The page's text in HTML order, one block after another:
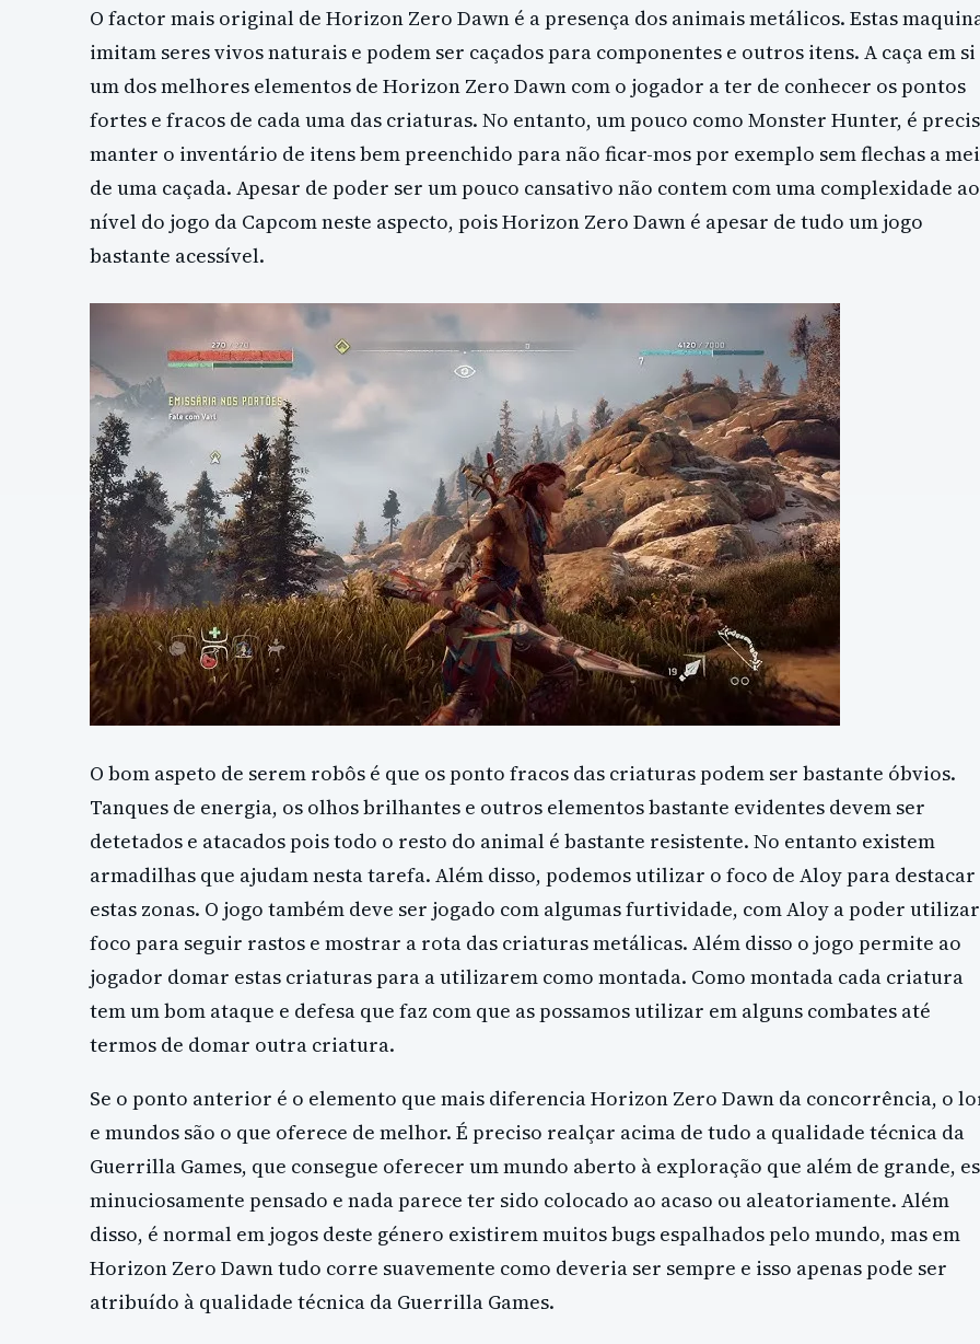
O factor mais original de Horizon Zero Dawn é a presença dos animais metálicos. Estas
imitam seres vivos naturais e podem ser caçados para componentes e outros itens. A caça em si
um dos melhores elementos de Horizon Zero Dawn com o jogador a ter de conhecer os pontos
fortes e fracos de cada uma das criaturas. No entanto, um pouco como Monster Hunter, é
manter o inventário de itens bem preenchido para não ficar-mos por exemplo sem flechas a
de uma caçada. Apesar de poder ser um pouco cansativo não contem com uma complexidade ao
nível do jogo da Capcom neste aspecto, pois Horizon Zero Dawn é apesar de tudo um jogo
bastante acessível.
O bom aspeto de serem robôs é que os ponto fracos das criaturas podem ser bastante óbvios.
Tanques de energia, os olhos brilhantes e outros elementos bastante evidentes devem ser
detetados e atacados pois todo o resto do animal é bastante resistente. No entanto existem
armadilhas que ajudam nesta tarefa. Além disso, podemos utilizar o foco de Aloy para destacar
estas zonas. O jogo também deve ser jogado com algumas furtividade, com Aloy a poder
foco para seguir rastos e mostrar a rota das criaturas metálicas. Além disso o jogo permite ao
jogador domar estas criaturas para a utilizarem como montada. Como montada cada criatura
tem um bom ataque e defesa que faz com que as possamos utilizar em alguns combates até
termos de domar outra criatura.
Se o ponto anterior é o elemento que mais diferencia Horizon Zero Dawn da concorrência, o
e mundos são o que oferece de melhor. É preciso realçar acima de tudo a qualidade técnica da
Guerrilla Games, que consegue oferecer um mundo aberto à exploração que além de grande,
minuciosamente pensado e nada parece ter sido colocado ao acaso ou aleatoriamente. Além
disso, é normal em jogos deste género existirem muitos bugs espalhados pelo mundo, mas em
Horizon Zero Dawn tudo corre suavemente como deveria ser sempre e isso apenas pode ser
atribuído à qualidade técnica da Guerrilla Games.